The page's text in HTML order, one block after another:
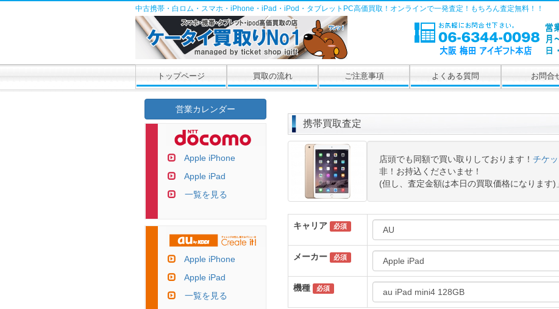
中古携帯・白ロム・スマホ・iPhone・iPad・iPod・タブレットPC高価買取！オンラインで一発査定！もちろん査定無料！！
トップページ 買取の流れ ご注意事項 よくある質問 お問合
携帯買取査定
店頭でも同額で買い取りしております！ チケ
非！お持込くださいませ！
(但し、査定金額は本日の買取価格になります)」
キャリア 必須
メーカー 必須
機種 必須
営業カレンダー
Apple iPhone
Apple iPad
一覧を見る
Apple iPhone
Apple iPad
一覧を見る